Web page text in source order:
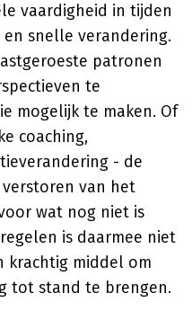
vaardigheid in tijden
snelle verandering.
patronen
te
mogelijk te maken. Of
coaching,
- de
van het
wat nog niet is
is daarmee niet
krachtig middel om
tot stand te brengen.